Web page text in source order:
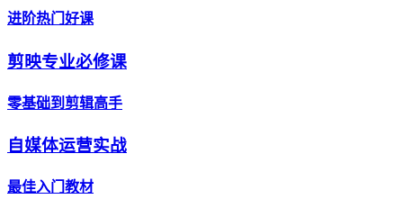
进阶热门好课
剪映专业必修课
零基础到剪辑高手
自媒体运营实战
最佳入门教材